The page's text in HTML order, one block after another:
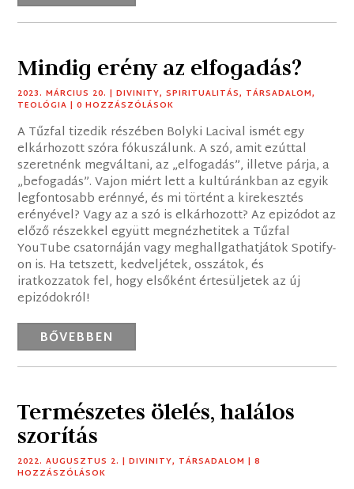
Mindig erény az elfogadás?
2023. MÁRCIUS 20. |DIVINITY,SPIRITUALITÁS, TÁRSADALOM,
TEOLÓGIA | 0 HOZZÁSZÓLÁSOK
A Tűzfal tizedik részében Bolyki Lacival ismét egy
elkárhozott szóra fókuszálunk. A szó, amit ezúttal
szeretnénk megváltani, az „elfogadás”, illetve párja, a
„befogadás”. Vajon miért lett a kultúránkban az egyik
legfontosabb erénnyé, és mi történt a kirekesztés
erényével? Vagy az a szó is elkárhozott? Az epizódot az
előző részekkel együtt megnézhetitek a Tűzfal
YouTube csatornáján vagy meghallgathatjátok Spotify-
on is. Ha tetszett, kedveljétek, osszátok, és
iratkozzatok fel, hogy elsőként értesüljetek az új
epizódokról!
BŐVEBBEN
Természetes ölelés, halálos
szorítás
2022. AUGUSZTUS 2. |DIVINITY, TÁRSADALOM | 8
HOZZÁSZÓLÁSOK